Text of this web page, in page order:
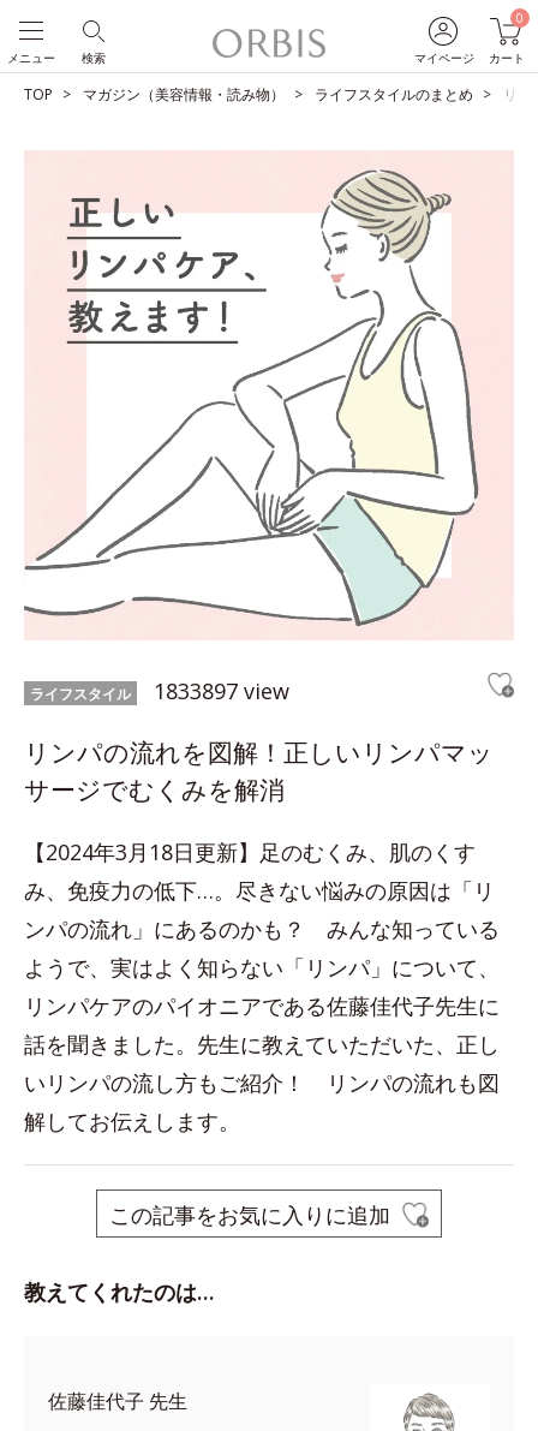
マイページ
0
カート
検索
メニュー
TOP マガジン（美容情報・読み物） ライフスタイルのまとめ リ
ライフスタイル 1833897 view
リンパの流れを図解！正しいリンパマッ
サージでむくみを解消
【2024年3月18日更新】足のむくみ、肌のくす
み、免疫力の低下…。尽きない悩みの原因は「リ
ンパの流れ」にあるのかも？ みんな知っている
ようで、実はよく知らない「リンパ」について、
リンパケアのパイオニアである佐藤佳代子先生に
話を聞きました。先生に教えていただいた、正し
いリンパの流し方もご紹介！ リンパの流れも図
解してお伝えします。
この記事をお気に入りに追加
教えてくれたのは…
佐藤佳代子 先生